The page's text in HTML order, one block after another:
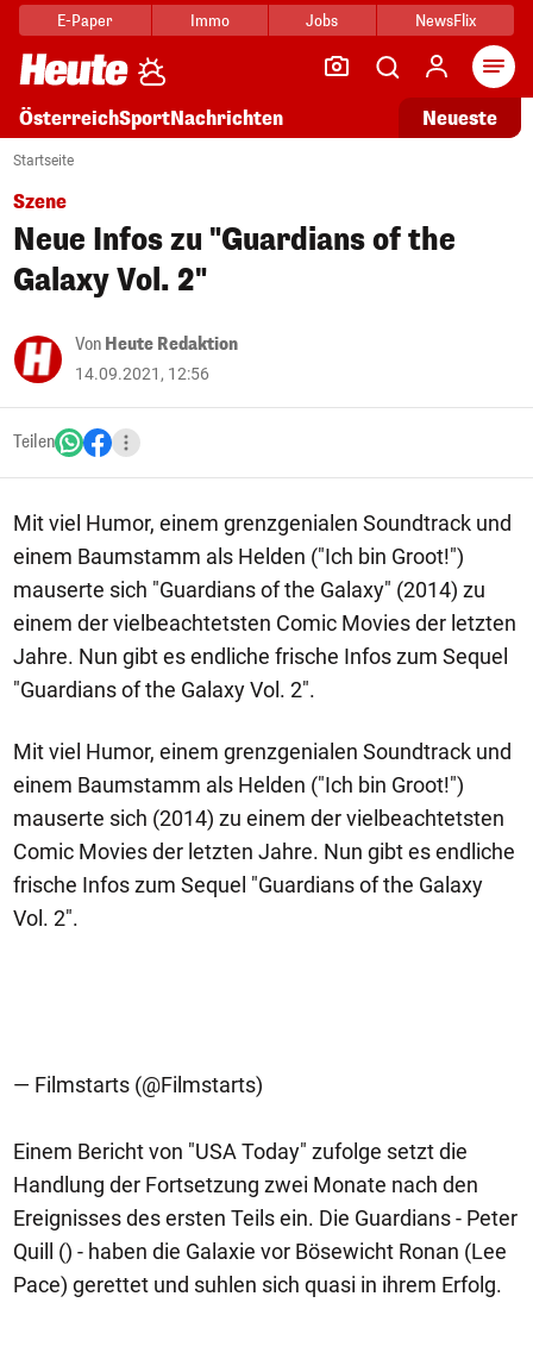
E-Paper Immo Jobs NewsFlix
ÖsterreichSportNachrichten Neueste
Startseite
Szene
Neue Infos zu "Guardians of the
Galaxy Vol. 2"
Von Heute Redaktion
14.09.2021, 12:56
Teilen
Mit viel Humor, einem grenzgenialen Soundtrack und
einem Baumstamm als Helden ("Ich bin Groot!")
mauserte sich "Guardians of the Galaxy" (2014) zu
einem der vielbeachtetsten Comic Movies der letzten
Jahre. Nun gibt es endliche frische Infos zum Sequel
"Guardians of the Galaxy Vol. 2".
Mit viel Humor, einem grenzgenialen Soundtrack und
einem Baumstamm als Helden ("Ich bin Groot!")
mauserte sich (2014) zu einem der vielbeachtetsten
Comic Movies der letzten Jahre. Nun gibt es endliche
frische Infos zum Sequel "Guardians of the Galaxy
Vol. 2".
— Filmstarts (@Filmstarts)
Einem Bericht von "USA Today" zufolge setzt die
Handlung der Fortsetzung zwei Monate nach den
Ereignisses des ersten Teils ein. Die Guardians - Peter
Quill () - haben die Galaxie vor Bösewicht Ronan (Lee
Pace) gerettet und suhlen sich quasi in ihrem Erfolg.